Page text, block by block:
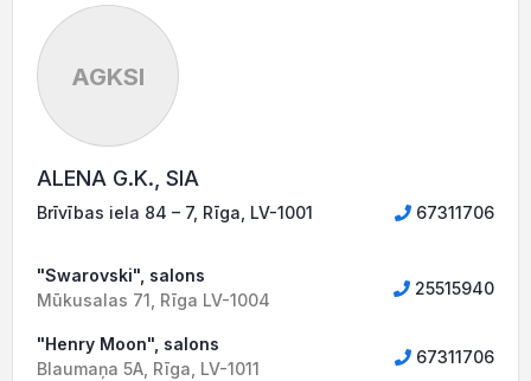
AGKSI
ALENA G.K., SIA
Brīvības iela 84 – 7, Rīga, LV-1001 67311706
"Swarovski", salons
Mūkusalas 71, Rīga LV-1004
25515940
"Henry Moon", salons
Blaumaņa 5A, Rīga, LV-1011
67311706